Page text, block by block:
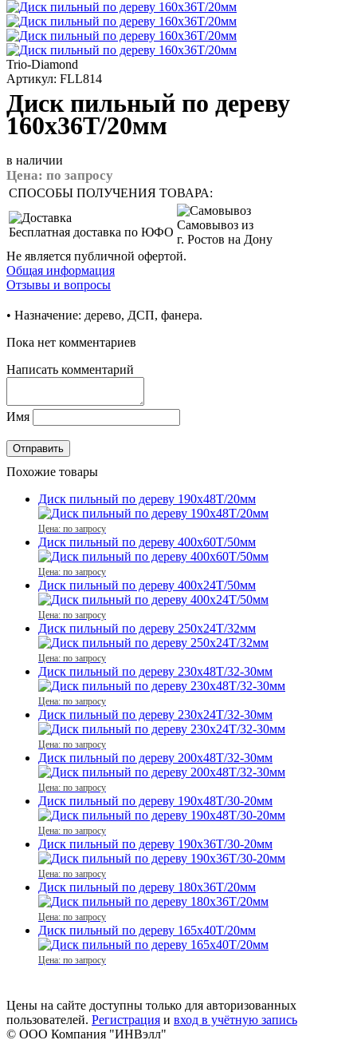
Trio-Diamond
Артикул: FLL814
Диск пильный по дереву
160x36T/20мм
в наличии
Цена: по запросу
СПОСОБЫ ПОЛУЧЕНИЯ ТОВАРА:
Бесплатная доставка по ЮФО
Самовывоз из
г. Ростов на Дону
Не является публичной офертой.
Общая информация
Отзывы и вопросы
• Назначение: дерево, ДСП, фанера.
Пока нет комментариев
Написать комментарий
Имя
Похожие товары
Диск пильный по дереву 190x48T/20мм
Цена: по запросу
Диск пильный по дереву 400x60T/50мм
Цена: по запросу
Диск пильный по дереву 400x24T/50мм
Цена: по запросу
Диск пильный по дереву 250x24T/32мм
Цена: по запросу
Диск пильный по дереву 230x48T/32-30мм
Цена: по запросу
Диск пильный по дереву 230x24T/32-30мм
Цена: по запросу
Диск пильный по дереву 200x48T/32-30мм
Цена: по запросу
Диск пильный по дереву 190x48T/30-20мм
Цена: по запросу
Диск пильный по дереву 190x36T/30-20мм
Цена: по запросу
Диск пильный по дереву 180x36T/20мм
Цена: по запросу
Диск пильный по дереву 165x40T/20мм
Цена: по запросу
Цены на сайте доступны только для авторизованных
пользователей. Регистрация и вход в учётную запись
© ООО Компания "ИНВэлл"